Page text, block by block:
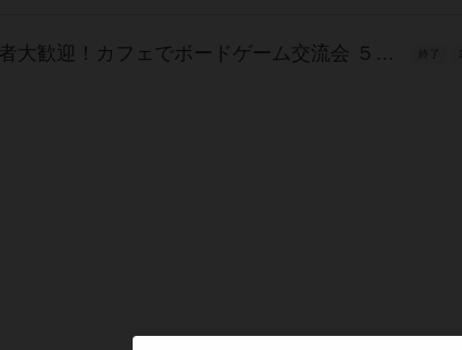
【姫路】初心者大歓迎！カフェでボードゲーム交流会 ５月の部 終了